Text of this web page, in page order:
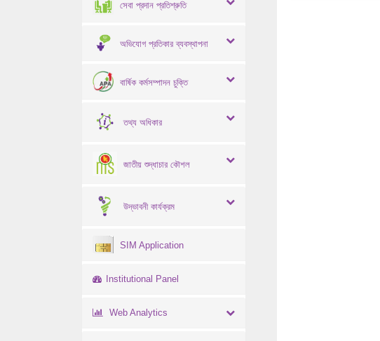
সেবা প্রদান প্রতিশ্রুতি
অভিযোগ প্রতিকার ব্যবস্থাপনা
বার্ষিক কর্মসম্পাদন চুক্তি
তথ্য অধিকার
জাতীয় শুদ্ধাচার কৌশল
উদ্ভাবনী কার্যক্রম
SIM Application
Institutional Panel
Web Analytics